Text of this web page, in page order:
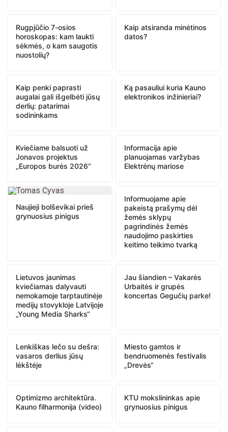
Rugpjūčio 7-osios
horoskopas: kam laukti
sėkmės, o kam saugotis
nuostolių?
Kaip atsiranda minėtinos
datos?
Kaip penki paprasti
augalai gali išgelbėti jūsų
derlių: patarimai
sodininkams
Ką pasauliui kuria Kauno
elektronikos inžinieriai?
Kviečiame balsuoti už
Jonavos projektus
„Europos burės 2026“
Informacija apie
planuojamas varžybas
Elektrėnų mariose
Naujieji bolševikai prieš
grynuosius pinigus
Informuojame apie
pakeistą prašymų dėl
žemės sklypų
pagrindinės žemės
naudojimo paskirties
keitimo teikimo tvarką
Lietuvos jaunimas
kviečiamas dalyvauti
nemokamoje tarptautinėje
medijų stovykloje Latvijoje
„Young Media Sharks“
Jau šiandien – Vakarės
Urbaitės ir grupės
koncertas Gegučių parke!
Lenkiškas lečo su dešra:
vasaros derlius jūsų
lėkštėje
Miesto gamtos ir
bendruomenės festivalis
„Drevės“
Optimizmo architektūra.
Kauno filharmonija (video)
KTU mokslininkas apie
grynuosius pinigus